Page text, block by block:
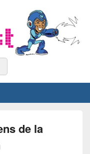
de la